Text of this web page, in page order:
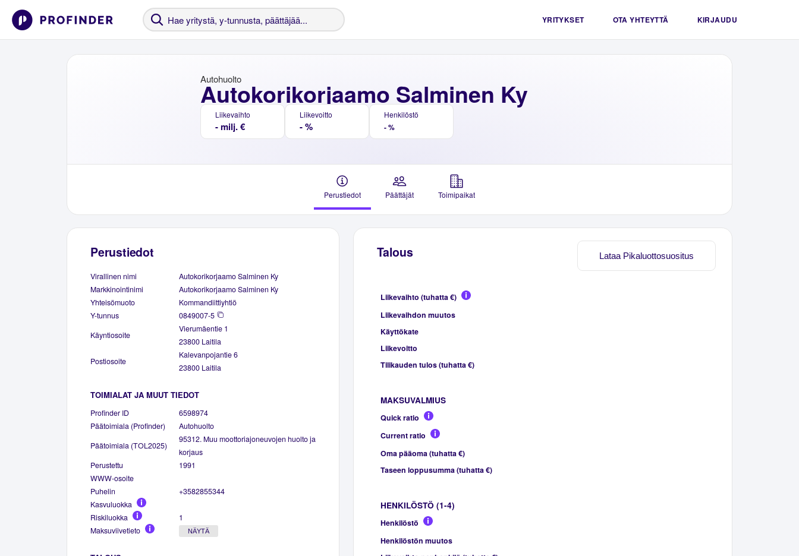
YRITYKSET OTA YHTEYTTÄ KIRJAUDU
Autokorikorjaamo Salminen Ky
Autohuolto
Liikevaihto
- milj. €
Liikevoitto
- %
Henkilöstö
- %
Perustiedot Päättäjät Toimipaikat
Perustiedot
Virallinen nimi
Autokorikorjaamo Salminen Ky
Markkinointinimi
Autokorikorjaamo Salminen Ky
Yhteisömuoto
Kommandiittiyhtiö
Y-tunnus
0849007-5
Käyntiosoite
Vierumäentie 1
23800 Laitila
Postiosoite
Kalevanpojantie 6
23800 Laitila
TOIMIALAT JA MUUT TIEDOT
Profinder ID
6598974
Päätoimiala (Profinder)
Autohuolto
Päätoimiala (TOL2025)
95312. Muu moottoriajoneuvojen huolto ja
korjaus
Perustettu
1991
WWW-osoite
Puhelin
+3582855344
Kasvuluokka
Riskiluokka
1
Maksuviivetieto
NÄYTÄ
Lataa Pikaluottosuositus
Talous
Liikevaihto (tuhatta €)
Liikevaihdon muutos
Käyttökate
Liikevoitto
Tilikauden tulos (tuhatta €)
MAKSUVALMIUS
Quick ratio
Current ratio
Oma pääoma (tuhatta €)
Taseen loppusumma (tuhatta €)
HENKILÖSTÖ (1-4)
Henkilöstö
Henkilöstön muutos